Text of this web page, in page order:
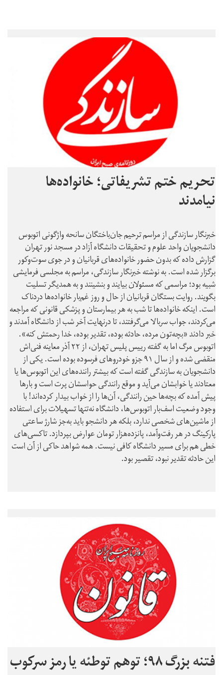
تحریم ختم تشریفاتی؛ خانواده‌ها
نیامدند
خبرنگار سازندگی از مراسم ترحیم جان‌باختگان سانحه واژگونی اتوبوس
دانشجویان واحد علوم و تحقیقات دانشگاه آزاد در مسجد نور تهران
گزارش داده که بدون حضور خانواده‌های قربانیان و در جوی سوت‌وکور
برگزار شده است. به نوشته خبرنگار سازندگی، مراسم به مجلسی فرمایشی
شبیه بود؛ مراسمی که مسئولان بیایند و بنشینند و به همدیگر تسلیت
بگویند. روایت بستگان قربانیان از حال و روز غم‌بار خانواده‌ها دردناک
است. اینکه خانواده‌ها تا شب به هر بیمارستان و پزشکی قانونی که مراجعه
می‌کردند، جواب سربالا می‌گرفتند، تا درنهایت آخر شب از دانشگاه آمدند و
خبر دادند «بچه‌تون مرده، حادثه بوده، تقدیر بوده، خدا رحمتش کنه».
اتوبوس مرگ اما به گفته رییس پلیس تهران، از ۲۲ آذر معاینه فنی‌اش
منقضی شده و از سال ۹۱ جزو خودروهای فرسوده بوده است. یکی از
دانشجویان به سازندگی گفته است که بیشتر راننده‌های این اتوبوس‌ها یا
معتادند یا خوابشان می‌آید و موقع رانندگی حواسشان پرت است و بارها
پیش آمده که بچه‌ها حین رانندگی، آن‌ها را از خواب بیدار کرده‌اند! با
وجود وضعیت اسف‌بار اتوبوس‌ها، دانشگاه نه‌تنها تسهیلات برای استفاده
از ماشین‌های شخصی ندارد، بلکه هر دانشجو باید به‌جز شارژ ساعتی
پارکینگ در هر رفت‌و‌آمد، پانزده‌هزار تومان عوارض بپردازد. تاکسی‌های
خطی هم برای مسیر دانشگاه کافی نیست. همه شواهد حاکی از آن است
این حادثه تقدیر نبود، تقصیر بود.
فتنه بزرگ ۹۸؛ توهم توطئه یا رمز سرکوب